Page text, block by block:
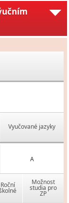
Vyučované jazyky
A
Roční Možnost
studia pro
ZP